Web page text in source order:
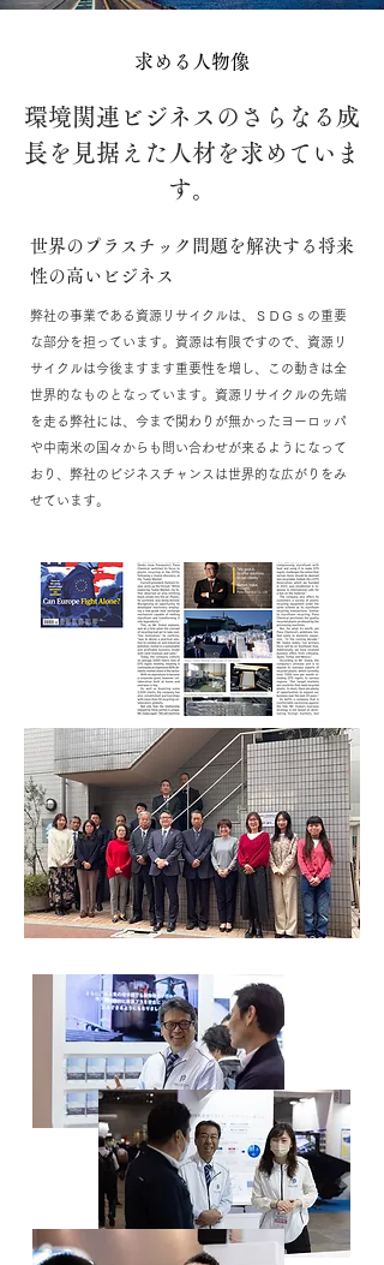
求める人物像
環境関連ビジネスのさらなる成
長を見据えた人材を求めていま
す。
世界のプラスチック問題を解決する将来
性の高いビジネス
弊社の事業である資源リサイクルは、ＳＤＧｓの重要
な部分を担っています。資源は有限ですので、資源リ
サイクルは今後ますます重要性を増し、この動きは全
世界的なものとなっています。資源リサイクルの先端
を走る弊社には、今まで関わりが無かったヨーロッパ
や中南米の国々からも問い合わせが来るようになって
おり、弊社のビジネスチャンスは世界的な広がりをみ
せています。